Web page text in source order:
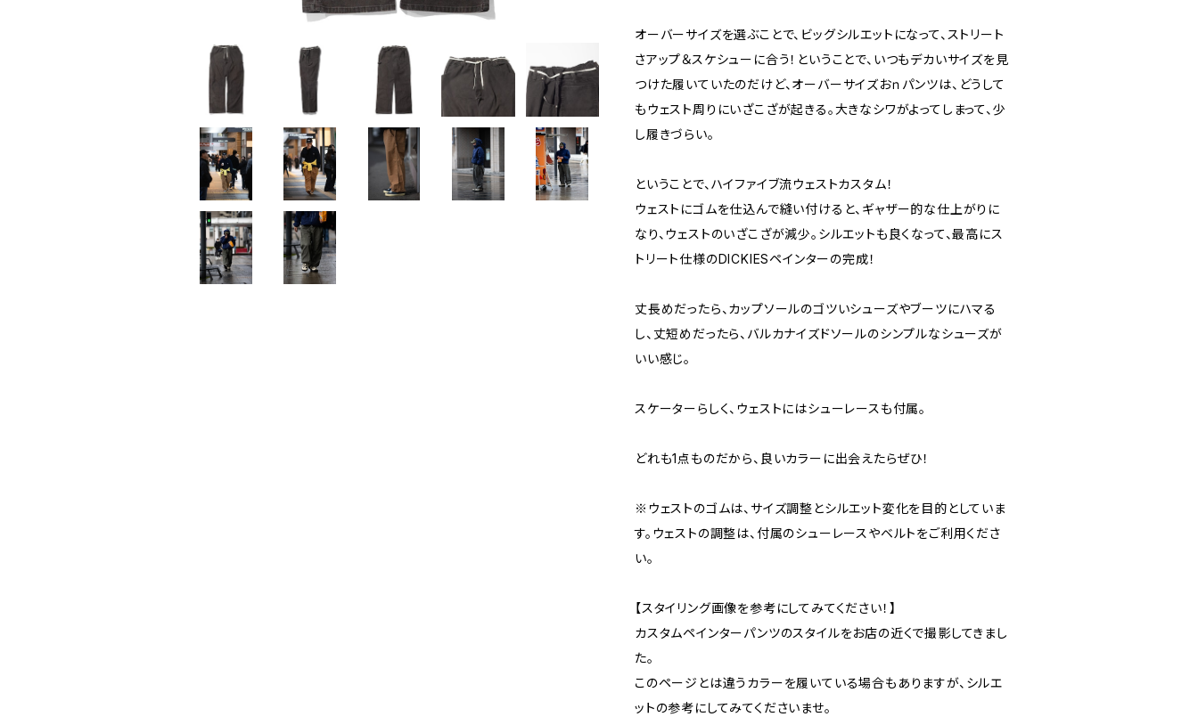
オーバーサイズを選ぶことで、ビッグシルエットになって、ストリート
さアップ＆スケシューに合う！ということで、いつもデカいサイズを見
つけた履いていたのだけど、オーバーサイズおｎパンツは、どうして
もウェスト周りにいざこざが起きる。大きなシワがよってしまって、少
し履きづらい。
ということで、ハイファイブ流ウェストカスタム！
ウェストにゴムを仕込んで縫い付けると、ギャザー的な仕上がりに
なり、ウェストのいざこざが減少。シルエットも良くなって、最高にス
トリート仕様のDICKIESペインターの完成！
丈長めだったら、カップソールのゴツいシューズやブーツにハマる
し、丈短めだったら、バルカナイズドソールのシンプルなシューズが
いい感じ。
スケーターらしく、ウェストにはシューレースも付属。
どれも1点ものだから、良いカラーに出会えたらぜひ！
※ウェストのゴムは、サイズ調整とシルエット変化を目的としていま
す。ウェストの調整は、付属のシューレースやベルトをご利用くださ
い。
【スタイリング画像を参考にしてみてください！】
カスタムペインターパンツのスタイルをお店の近くで撮影してきまし
た。
このページとは違うカラーを履いている場合もありますが、シルエ
ットの参考にしてみてくださいませ。